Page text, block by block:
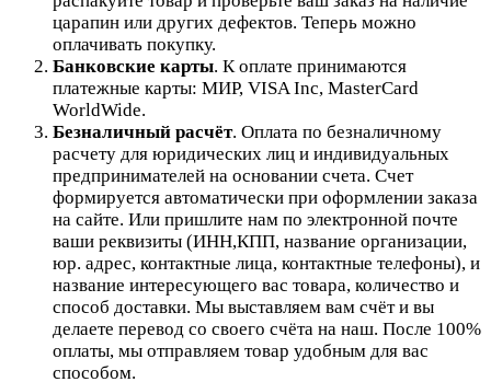
царапин или других дефектов. Теперь можно
оплачивать покупку.
Банковские карты. К оплате принимаются
платежные карты: МИР, VISA Inc, MasterCard
WorldWide.
Безналичный расчёт. Оплата по безналичному
расчету для юридических лиц и индивидуальных
предпринимателей на основании счета. Счет
формируется автоматически при оформлении заказа
на сайте. Или пришлите нам по электронной почте
ваши реквизиты (ИНН,КПП, название организации,
юр. адрес, контактные лица, контактные телефоны), и
название интересующего вас товара, количество и
способ доставки. Мы выставляем вам счёт и вы
делаете перевод со своего счёта на наш. После 100%
оплаты, мы отправляем товар удобным для вас
способом.